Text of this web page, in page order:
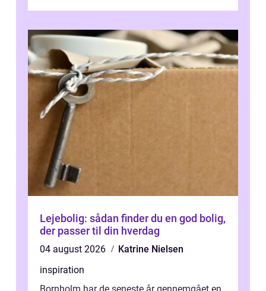
Lejebolig: sådan finder du en god bolig,
der passer til din hverdag
04 august 2026
Katrine Nielsen
inspiration